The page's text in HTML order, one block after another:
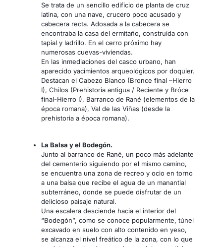
Se trata de un sencillo edificio de planta de cruz
latina, con una nave, crucero poco acusado y
cabecera recta. Adosada a la cabecera se
encontraba la casa del ermitaño, construida con
tapial y ladrillo. En el cerro próximo hay
numerosas cuevas-viviendas.
En las inmediaciones del casco urbano, han
aparecido yacimientos arqueológicos por doquier.
Destacan el Cabezo Blanco (Bronce final –Hierro
I), Chilos (Prehistoria antigua / Reciente y Bróce
final-Hierro I), Barranco de Rané (elementos de la
época romana), Val de las Viñas (desde la
prehistoria a época romana).
La Balsa y el Bodegón.
Junto al barranco de Rané, un poco más adelante
del cementerio siguiendo por el mismo camino,
se encuentra una zona de recreo y ocio en torno
a una balsa que recibe el agua de un manantial
subterráneo, donde se puede disfrutar de un
delicioso paisaje natural.
Una escalera desciende hacia el interior del
“Bodegón”, como se conoce popularmente, túnel
excavado en suelo con alto contenido en yeso,
se alcanza el nivel freático de la zona, con lo que